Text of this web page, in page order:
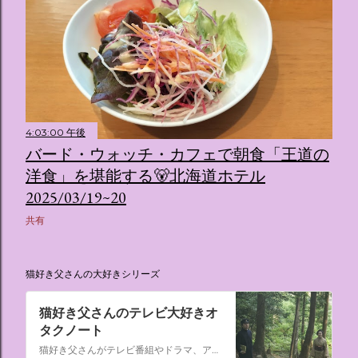
4:03:00 午後
バード・ウォッチ・カフェで朝食「王道の
洋食」を堪能する🐻北海道ホテル
2025/03/19~20
共有
猫好き父さんの大好きシリーズ
猫好き父さんのテレビ大好きオ
タクノート
猫好き父さんがテレビ番組やドラマ、アニメ、特撮ヒーロー,そしてダイエットについて書いたブログです。